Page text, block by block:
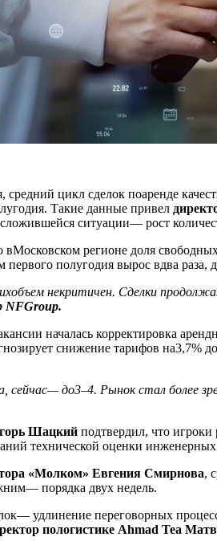
средний цикл сделок поаренде
Такие данные привел
ситуации— рост
регионе доля
первого полугодия вырос вдва раза,
некритичен. Сделки
NFGroup.
началась корректировка
снижение тарифов на3,7%
сейчас— до3–4. Рынок стал
Шацкий подтвердил, что
технической оценки
«Молком» Евгения Смирнова,
порядка двух недель.
удлинение переговорных
пологистике Ahmad Tea